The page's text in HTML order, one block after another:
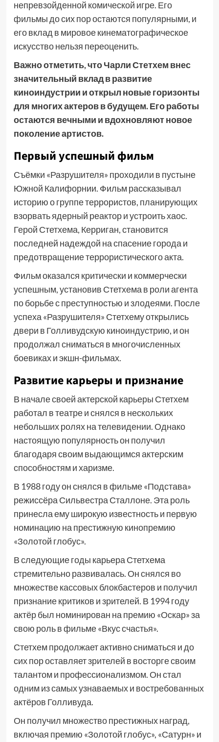
непревзойденной комической игре. Его
фильмы до сих пор остаются популярными, и
его вклад в мировое кинематографическое
искусство нельзя переоценить.
Важно отметить, что Чарли Стетхем внес
значительный вклад в развитие
киноиндустрии и открыл новые горизонты
для многих актеров в будущем. Его работы
остаются вечными и вдохновляют новое
поколение артистов.
Первый успешный фильм
Съёмки «Разрушителя» проходили в пустыне
Южной Калифорнии. Фильм рассказывал
историю о группе террористов, планирующих
взорвать ядерный реактор и устроить хаос.
Герой Стетхема, Керриган, становится
последней надеждой на спасение города и
предотвращение террористического акта.
Фильм оказался критически и коммерчески
успешным, установив Стетхема в роли агента
по борьбе с преступностью и злодеями. После
успеха «Разрушителя» Стетхему открылись
двери в Голливудскую киноиндустрию, и он
продолжал сниматься в многочисленных
боевиках и экшн-фильмах.
Развитие карьеры и признание
В начале своей актерской карьеры Стетхем
работал в театре и снялся в нескольких
небольших ролях на телевидении. Однако
настоящую популярность он получил
благодаря своим выдающимся актерским
способностям и харизме.
В 1988 году он снялся в фильме «Подстава»
режиссёра Сильвестра Сталлоне. Эта роль
принесла ему широкую известность и первую
номинацию на престижную кинопремию
«Золотой глобус».
В следующие годы карьера Стетхема
стремительно развивалась. Он снялся во
множестве кассовых блокбастеров и получил
признание критиков и зрителей. В 1994 году
актёр был номинирован на премию «Оскар» за
свою роль в фильме «Вкус счастья».
Стетхем продолжает активно сниматься и до
сих пор оставляет зрителей в восторге своим
талантом и профессионализмом. Он стал
одним из самых узнаваемых и востребованных
актёров Голливуда.
Он получил множество престижных наград,
включая премию «Золотой глобус», «Сатурн» и